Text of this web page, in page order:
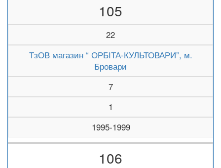
105
22
ТзОВ магазин “ ОРБІТА-КУЛЬТОВАРИ”, м.
Бровари
7
1
1995-1999
106